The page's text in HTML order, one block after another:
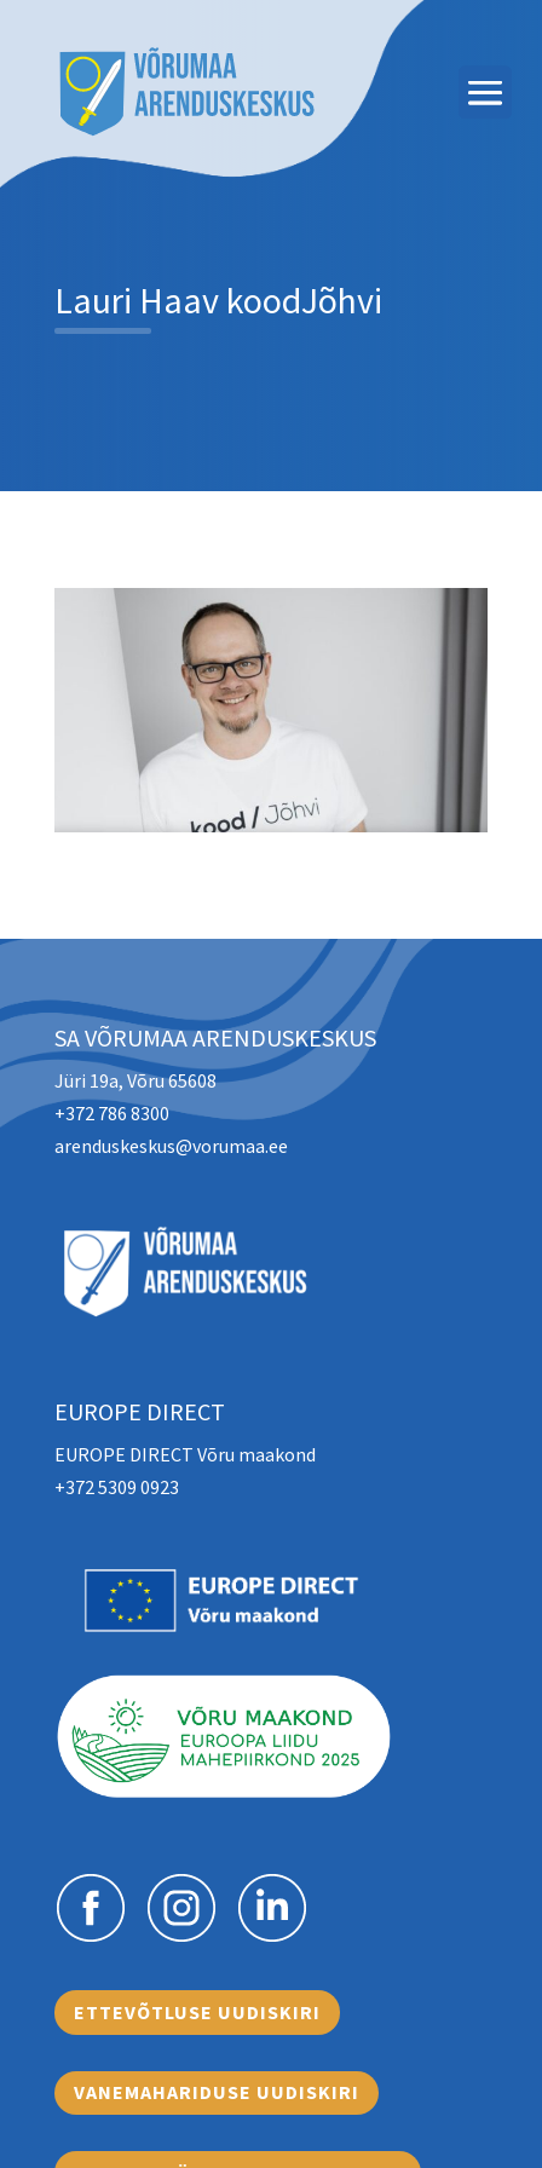
Lauri Haav koodJõhvi
SA VÕRUMAA ARENDUSKESKUS
Jüri 19a, Võru 65608
+372 786 8300
arenduskeskus@vorumaa.ee
EUROPE DIRECT
EUROPE DIRECT Võru maakond
+372 5309 0923
ETTEVÕTLUSE UUDISKIRI
VANEMAHARIDUSE UUDISKIRI